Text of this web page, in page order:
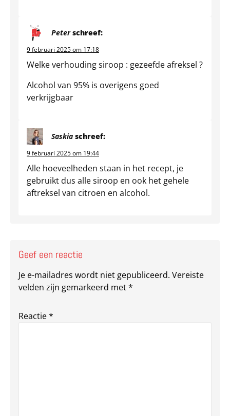
Peter schreef:
9 februari 2025 om 17:18
Welke verhouding siroop : gezeefde afreksel ?
Alcohol van 95% is overigens goed
verkrijgbaar
Saskia schreef:
9 februari 2025 om 19:44
Alle hoeveelheden staan in het recept, je
gebruikt dus alle siroop en ook het gehele
aftreksel van citroen en alcohol.
Geef een reactie
Je e-mailadres wordt niet gepubliceerd. Vereiste
velden zijn gemarkeerd met*
Reactie*